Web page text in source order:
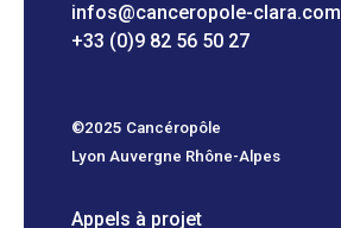
infos@canceropole-clara.com
+33 (0)9 82 56 50 27
©2025 Cancéropôle
Lyon Auvergne Rhône-Alpes
Appels à projet